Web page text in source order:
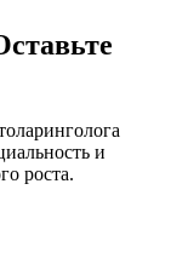
и
роста.